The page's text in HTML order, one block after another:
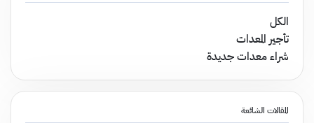
الكل
تأجير المعدات
شراء معدات جديدة
المقالات الشائعة